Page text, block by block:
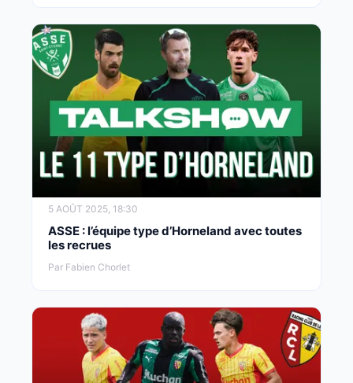
5 AOÛT 2025, 18:30
ASSE : l’équipe type d’Horneland avec toutes
les recrues
Par Fabien Chorlet